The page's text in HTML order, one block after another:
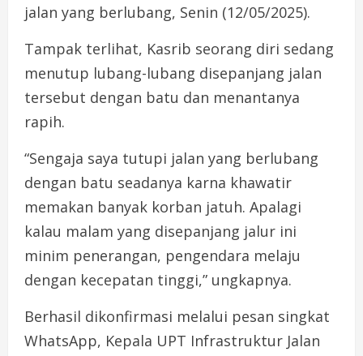
jalan yang berlubang, Senin (12/05/2025).
Tampak terlihat, Kasrib seorang diri sedang
menutup lubang-lubang disepanjang jalan
tersebut dengan batu dan menantanya
rapih.
“Sengaja saya tutupi jalan yang berlubang
dengan batu seadanya karna khawatir
memakan banyak korban jatuh. Apalagi
kalau malam yang disepanjang jalur ini
minim penerangan, pengendara melaju
dengan kecepatan tinggi,” ungkapnya.
Berhasil dikonfirmasi melalui pesan singkat
WhatsApp, Kepala UPT Infrastruktur Jalan